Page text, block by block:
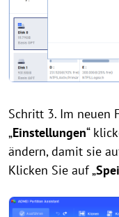
Schritt 3. Im neuen
„Einstellungen“
ändern, damit sie
Klicken Sie auf „